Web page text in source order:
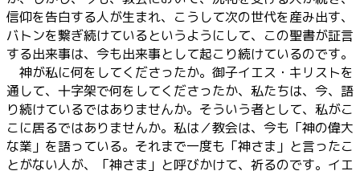
信仰を告白する人が生まれ、こうして次の世代を産み出す、
バトンを繋ぎ続けているというようにして、この聖書が証言
する出来事は、今も出来事として起こり続けているのです。
神が私に何をしてくださったか。御子イエス・キリストを
通して、十字架で何をしてくださったか、私たちは、今、語
り続けているではありませんか。そういう者として、私がこ
こに居るではありませんか。私は／教会は、今も「神の偉大
な業」を語っている。それまで一度も「神さま」と言ったこ
とがない人が、「神さま」と呼びかけて、祈るのです。イエ